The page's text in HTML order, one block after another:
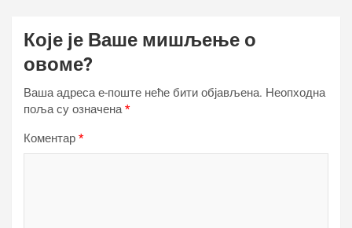
Које је Ваше мишљење о
овоме?
Ваша адреса е-поште неће бити објављена. Неопходна
поља су означена*
Коментар *